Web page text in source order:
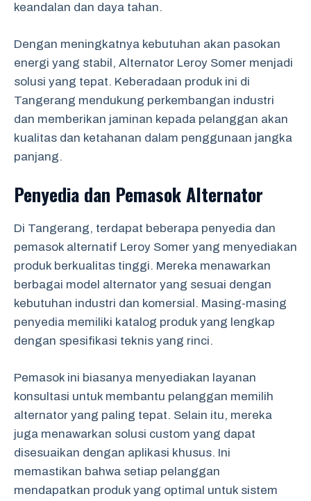
keandalan dan daya tahan.
Dengan meningkatnya kebutuhan akan pasokan
energi yang stabil, Alternator Leroy Somer menjadi
solusi yang tepat. Keberadaan produk ini di
Tangerang mendukung perkembangan industri
dan memberikan jaminan kepada pelanggan akan
kualitas dan ketahanan dalam penggunaan jangka
panjang.
Penyedia dan Pemasok Alternator
Di Tangerang, terdapat beberapa penyedia dan
pemasok alternatif Leroy Somer yang menyediakan
produk berkualitas tinggi. Mereka menawarkan
berbagai model alternator yang sesuai dengan
kebutuhan industri dan komersial. Masing-masing
penyedia memiliki katalog produk yang lengkap
dengan spesifikasi teknis yang rinci.
Pemasok ini biasanya menyediakan layanan
konsultasi untuk membantu pelanggan memilih
alternator yang paling tepat. Selain itu, mereka
juga menawarkan solusi custom yang dapat
disesuaikan dengan aplikasi khusus. Ini
memastikan bahwa setiap pelanggan
mendapatkan produk yang optimal untuk sistem